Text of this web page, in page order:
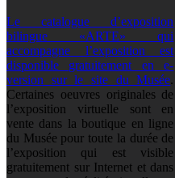
Le catalogue d’exposition
bilingue «ARTE» qui
accompagne l’exposition est
disponible gratuitement en e-
version sur le site du Musée.
Certaines oeuvres originales de
l’exposition virtuelle sont en
vente dans la boutique en ligne
du Musée pour toute la durée de
l’exposition qui est visible
gratuitement sur Internet et dans